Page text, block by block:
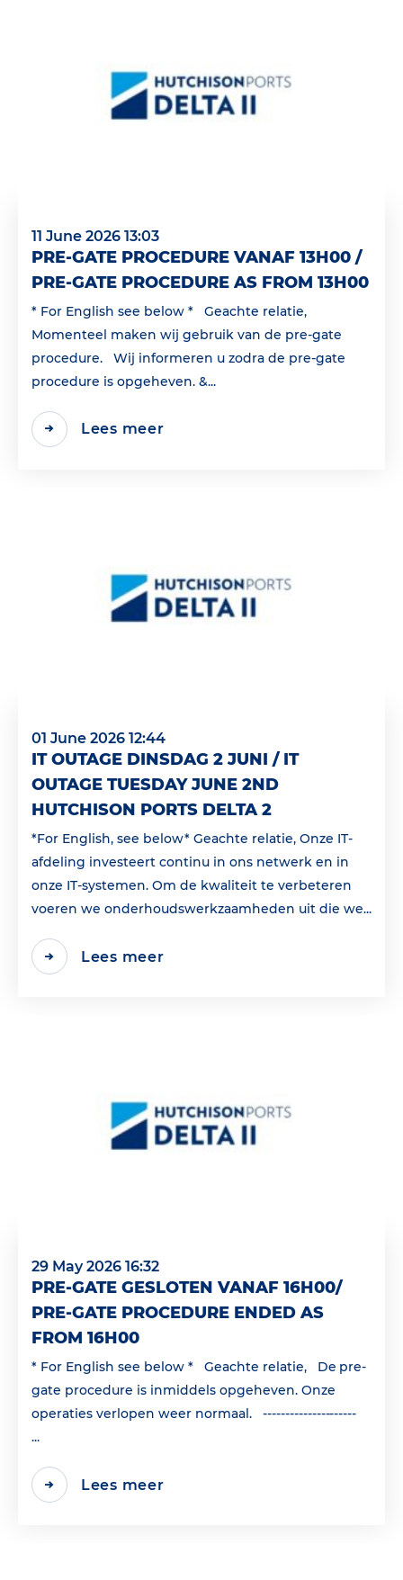
11 June 2026 13:03
PRE-GATE PROCEDURE VANAF 13H00 /
PRE-GATE PROCEDURE AS FROM 13H00
* For English see below * Geachte relatie,
Momenteel maken wij gebruik van de pre-gate
procedure. Wij informeren u zodra de pre-gate
procedure is opgeheven. &...
Lees meer
01 June 2026 12:44
IT OUTAGE DINSDAG 2 JUNI / IT
OUTAGE TUESDAY JUNE 2ND
HUTCHISON PORTS DELTA 2
*For English, see below* Geachte relatie, Onze IT-
afdeling investeert continu in ons netwerk en in
onze IT-systemen. Om de kwaliteit te verbeteren
voeren we onderhoudswerkzaamheden uit die we...
Lees meer
29 May 2026 16:32
PRE-GATE GESLOTEN VANAF 16H00/
PRE-GATE PROCEDURE ENDED AS
FROM 16H00
* For English see below * Geachte relatie, De pre-
gate procedure is inmiddels opgeheven. Onze
operaties verlopen weer normaal. ---------------------
...
Lees meer